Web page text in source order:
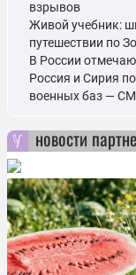
взрывов
Живой учебник:
путешествии по
В России
Россия и Сирия
военных баз —
новости